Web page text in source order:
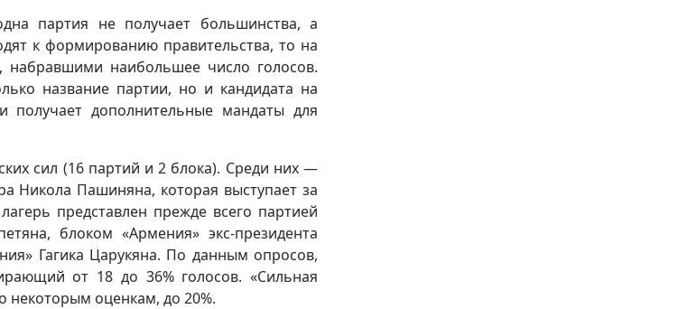
партия не получает большинства, а
к формированию правительства, то на
наибольшее число голосов.
название партии, но и кандидата на
получает дополнительные мандаты для
сил (16 партий и 2 блока). Среди них —
Никола Пашиняна, которая выступает за
представлен прежде всего партией
блоком «Армения» экс-президента
Гагика Царукяна. По данным опросов,
от 18 до 36% голосов. «Сильная
некоторым оценкам, до 20%.